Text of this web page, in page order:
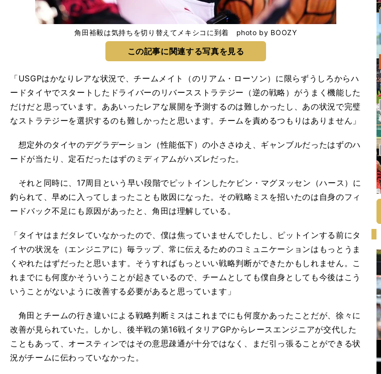
角田裕毅は気持ちを切り替えてメキシコに到着 photo by BOOZY
この記事に関連する写真を見る
「USGPはかなりレアな状況で、チームメイト（のリアム・ローソン）に限らずうしろからハ
ードタイヤでスタートしたドライバーのリバースストラテジー（逆の戦略）がうまく機能した
だけだと思っています。ああいったレアな展開を予測するのは難しかったし、あの状況で完璧
なストラテジーを選択するのも難しかったと思います。チームを責めるつもりはありません」
想定外のタイヤのデグラデーション（性能低下）の小ささゆえ、ギャンブルだったはずのハ
ードが当たり、定石だったはずのミディアムがハズレだった。
それと同時に、17周目という早い段階でピットインしたケビン・マグヌッセン（ハース）に
釣られて、早めに入ってしまったことも敗因になった。その戦略ミスを招いたのは自身のフィ
ードバック不足にも原因があったと、角田は理解している。
「タイヤはまだタレていなかったので、僕は焦っていませんでしたし、ピットインする前にタ
イヤの状況を（エンジニアに）毎ラップ、常に伝えるためのコミュニケーションはもっとうま
くやれたはずだったと思います。そうすればもっといい戦略判断ができたかもしれません。こ
れまでにも何度かそういうことが起きているので、チームとしても僕自身としても今後はこう
いうことがないように改善する必要があると思っています」
角田とチームの行き違いによる戦略判断ミスはこれまでにも何度かあったことだが、徐々に
改善が見られていた。しかし、後半戦の第16戦イタリアGPからレースエンジニアが交代した
こともあって、オースティンではその意思疎通が十分ではなく、まだ引っ張ることができる状
況がチームに伝わっていなかった。